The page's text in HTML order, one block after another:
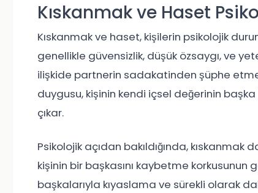
Kıskanmak ve Haset
Kıskanmak ve haset, kişilerin psikolojik
genellikle güvensizlik, düşük özsaygı, ve
ilişkide partnerin sadakatinden şüphe
duygusu, kişinin kendi içsel değerinin
çıkar.
Psikolojik açıdan bakıldığında, kıskanmak
kişinin bir başkasını kaybetme korkusunun
başkalarıyla kıyaslama ve sürekli olarak